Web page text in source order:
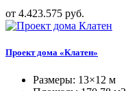
от 4.423.575 руб.
Проект дома «Клатен»
Размеры: 13×12 м